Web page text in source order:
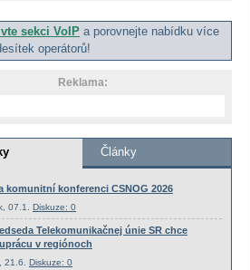
sekci VoIP a porovnejte nabídku více
operátorů!
Reklama: